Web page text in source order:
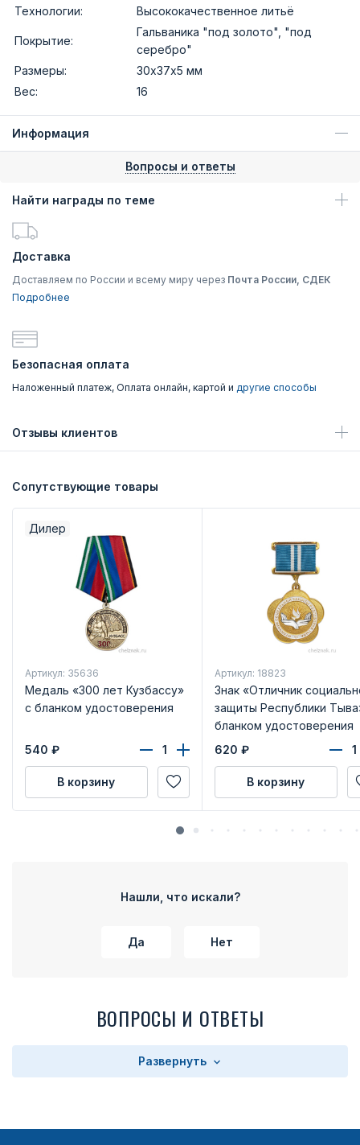
Технологии: Высококачественное литьё
Покрытие:
Гальваника "под золото", "под
серебро"
Размеры:
30х37х5 мм
Вес:
16
Информация
Вопросы и ответы
Найти награды по теме
Доставка
Доставляем по России и всему миру через Почта России, СДЕК
Подробнее
Безопасная оплата
Наложенный платеж, Оплата онлайн, картой и другие способы
Отзывы клиентов
Сопутствующие товары
Дилер
Артикул: 35636
Медаль «300 лет Кузбассу»
с бланком удостоверения
540 ₽
В корзину
Артикул: 18823
Знак «Отличник
защиты Республики
бланком удостоверения
620 ₽
В корзину
Нашли, что искали?
Да Нет
ВОПРОСЫ И ОТВЕТЫ
Развернуть